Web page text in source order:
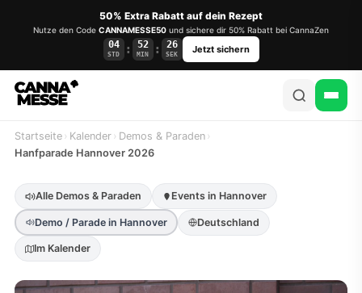
50% Extra Rabatt auf dein Rezept
Nutze den Code CANNAMESSE50 und sichere dir 50% Rabatt bei CannaZen
04
STD : 52
MIN : 25
SEK Jetzt sichern
Startseite › Kalender › Demos & Paraden ›
Hanfparade Hannover 2026
Alle Demos & Paraden Events in Hannover
Demo / Parade in Hannover Deutschland
Im Kalender